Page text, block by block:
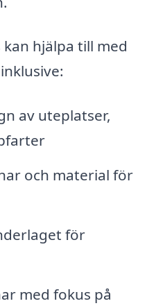
hjälpa till med
av uteplatser,
och material för
för
med fokus på